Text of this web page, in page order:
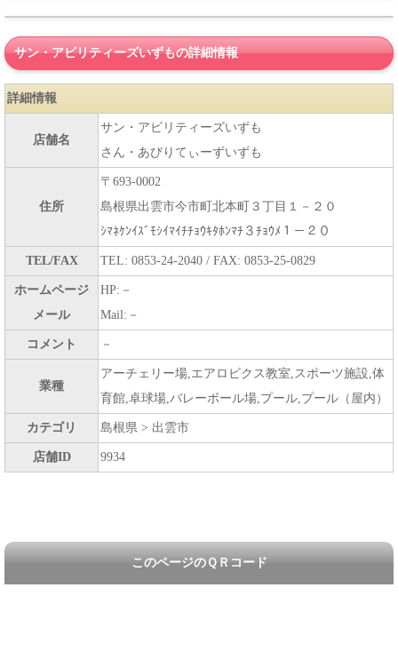
サン・アビリティーズいずもの詳細情報
詳細情報
店舗名
サン・アビリティーズいずも
さん・あびりてぃーずいずも
住所
〒693-0002
島根県出雲市今市町北本町３丁目１－２０
ｼﾏﾈｹﾝｲｽﾞﾓｼｲﾏｲﾁﾁｮｳｷﾀﾎﾝﾏﾁ３ﾁｮｳﾒ１－２０
TEL/FAX TEL: 0853-24-2040 / FAX: 0853-25-0829
ホームページ
メール
HP:－
Mail:－
コメント －
業種
アーチェリー場,エアロビクス教室,スポーツ施設,体
育館,卓球場,バレーボール場,プール,プール（屋内）
カテゴリ 島根県 > 出雲市
店舗ID 9934
このページのＱＲコード